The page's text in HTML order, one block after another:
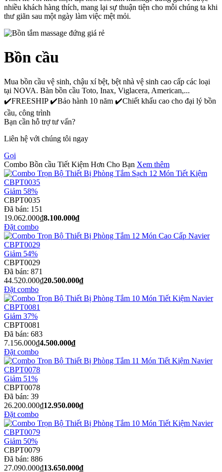
nhiều khách hàng thích, mang lại sự thuận tiện cho mỗi chúng ta khi
thư giãn sau một ngày làm việc mệt mỏi.
Bồn cầu
Mua bồn cầu vệ sinh, chậu xí bệt, bệt nhà vệ sinh cao cấp các loại
tại NOVA. Bàn bồn cầu Toto, Inax, Viglacera, American,...
✔️FREESHIP ✔️Bảo hành 10 năm ✔️Chiết khấu cao cho đại lý bồn
cầu, công trình
Bạn cần hỗ trợ tư vấn?
Liên hệ với chúng tôi ngay
Gọi
Combo Bồn cầu Tiết Kiệm Hơn Cho Bạn Xem thêm
Giảm 58%
CBPT0035
Đã bán: 151
19.062.000₫8.100.000₫
Đặt combo
Giảm 54%
CBPT0029
Đã bán: 871
44.520.000₫20.500.000₫
Đặt combo
Giảm 37%
CBPT0081
Đã bán: 683
7.156.000₫4.500.000₫
Đặt combo
Giảm 51%
CBPT0078
Đã bán: 39
26.200.000₫12.950.000₫
Đặt combo
Giảm 50%
CBPT0079
Đã bán: 886
27.090.000₫13.650.000₫